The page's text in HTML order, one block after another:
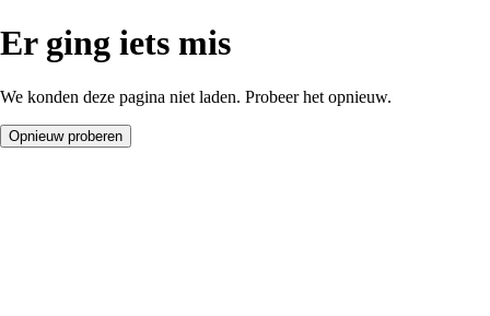
Er ging iets mis
We konden deze pagina niet laden. Probeer het opnieuw.
Opnieuw proberen